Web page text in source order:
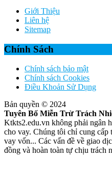
Giới Thiệu
Liên hệ
Sitemap
Chính Sách
Chính sách bảo mật
Chính sách Cookies
Điều Khoản Sử Dụng
Bản quyền © 2024
Tuyên Bố Miễn Trừ Trách
Ktkts2.edu.vn không phải ngân
cho vay. Chúng tôi chỉ cung cấp
vay vốn... Các vấn đề về giao
đồng và hoàn toàn tự chịu trách